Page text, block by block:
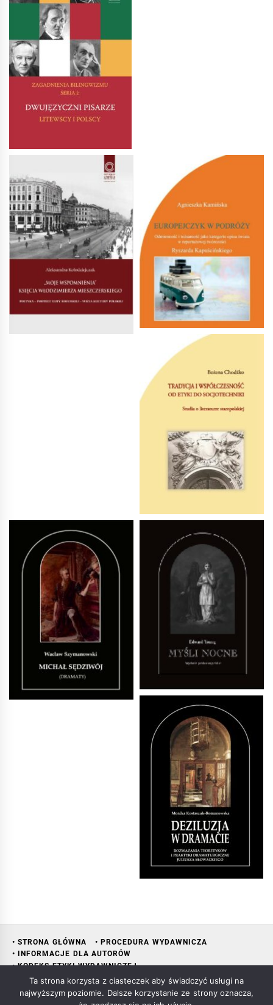
• STRONA GŁÓWNA
• PROCEDURA WYDAWNICZA
• INFORMACJE DLA AUTORÓW
• KODEKS ETYKI WYDAWNICZEJ
• RADA NAUKOWA WYDAWNICTWA
• KONTAKT • KSIĘGARNIA
Ta strona korzysta z ciasteczek aby świadczyć usługi na
najwyższym poziomie. Dalsze korzystanie ze strony oznacza,